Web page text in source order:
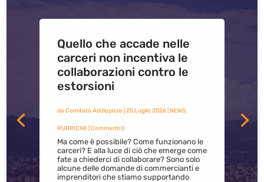
Quello che accade nelle
carceri non incentiva le
collaborazioni contro le
estorsioni
da Comitato Addiopizzo| 25 Luglio 2026| NEWS,
RUBRICHE| Commenti 0
Ma come è possibile? Come funzionano le
carceri? E alla luce di ciò che emerge come
fate a chiederci di collaborare? Sono solo
alcune delle domande di commercianti e
imprenditori che stiamo supportando